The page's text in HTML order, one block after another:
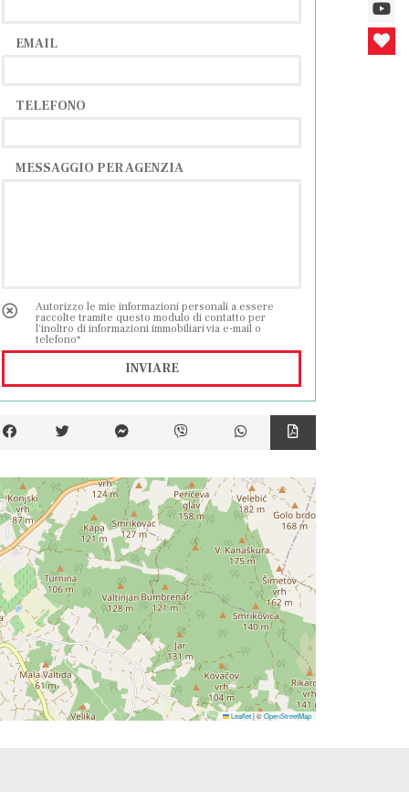
EMAIL
TELEFONO
MESSAGGIO PER AGENZIA
Autorizzo le mie informazioni personali a essere
raccolte tramite questo modulo di contatto per
l'inoltro di informazioni immobiliari via e-mail o
telefono*
INVIARE
Leaflet|©OpenStreetMap